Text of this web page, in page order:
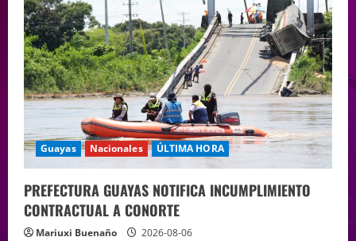
Guayas Nacionales ÚLTIMA HORA
PREFECTURA GUAYAS NOTIFICA INCUMPLIMIENTO
CONTRACTUAL A CONORTE
Mariuxi Buenaño 2026-08-06